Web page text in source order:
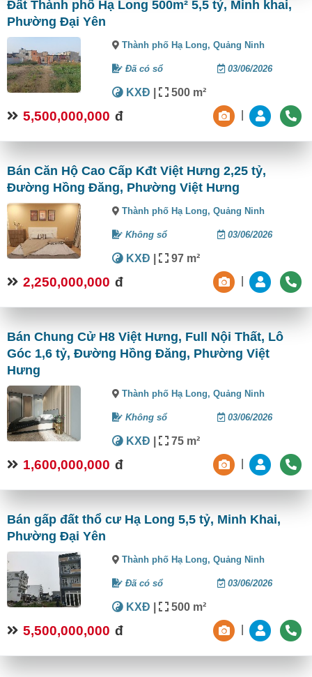
Đất Thành phố Hạ Long 500m² 5,5 tỷ, Minh khai,
Phường Đại Yên
Thành phố Hạ Long,Quảng Ninh
Đã có sổ 03/06/2026
KXĐ | 500 m²
5,500,000,000 đ
Bán Căn Hộ Cao Cấp Kđt Việt Hưng 2,25 tỷ,
Đường Hồng Đăng, Phường Việt Hưng
Thành phố Hạ Long,Quảng Ninh
Không sổ 03/06/2026
KXĐ | 97 m²
2,250,000,000 đ
Bán Chung Cử H8 Việt Hưng, Full Nội Thất, Lô
Góc 1,6 tỷ, Đường Hồng Đăng, Phường Việt
Hưng
Thành phố Hạ Long,Quảng Ninh
Không sổ 03/06/2026
KXĐ | 75 m²
1,600,000,000 đ
Bán gấp đất thổ cư Hạ Long 5,5 tỷ, Minh Khai,
Phường Đại Yên
Thành phố Hạ Long,Quảng Ninh
Đã có sổ 03/06/2026
KXĐ | 500 m²
5,500,000,000 đ